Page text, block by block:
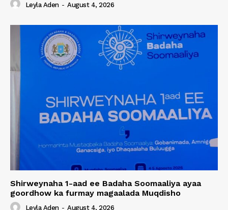
Leyla Aden - August 4, 2026
Shirweynaha 1-aad ee Badaha Soomaaliya ayaa
goordhow ka furmay magaalada Muqdisho
Leyla Aden - August 4, 2026